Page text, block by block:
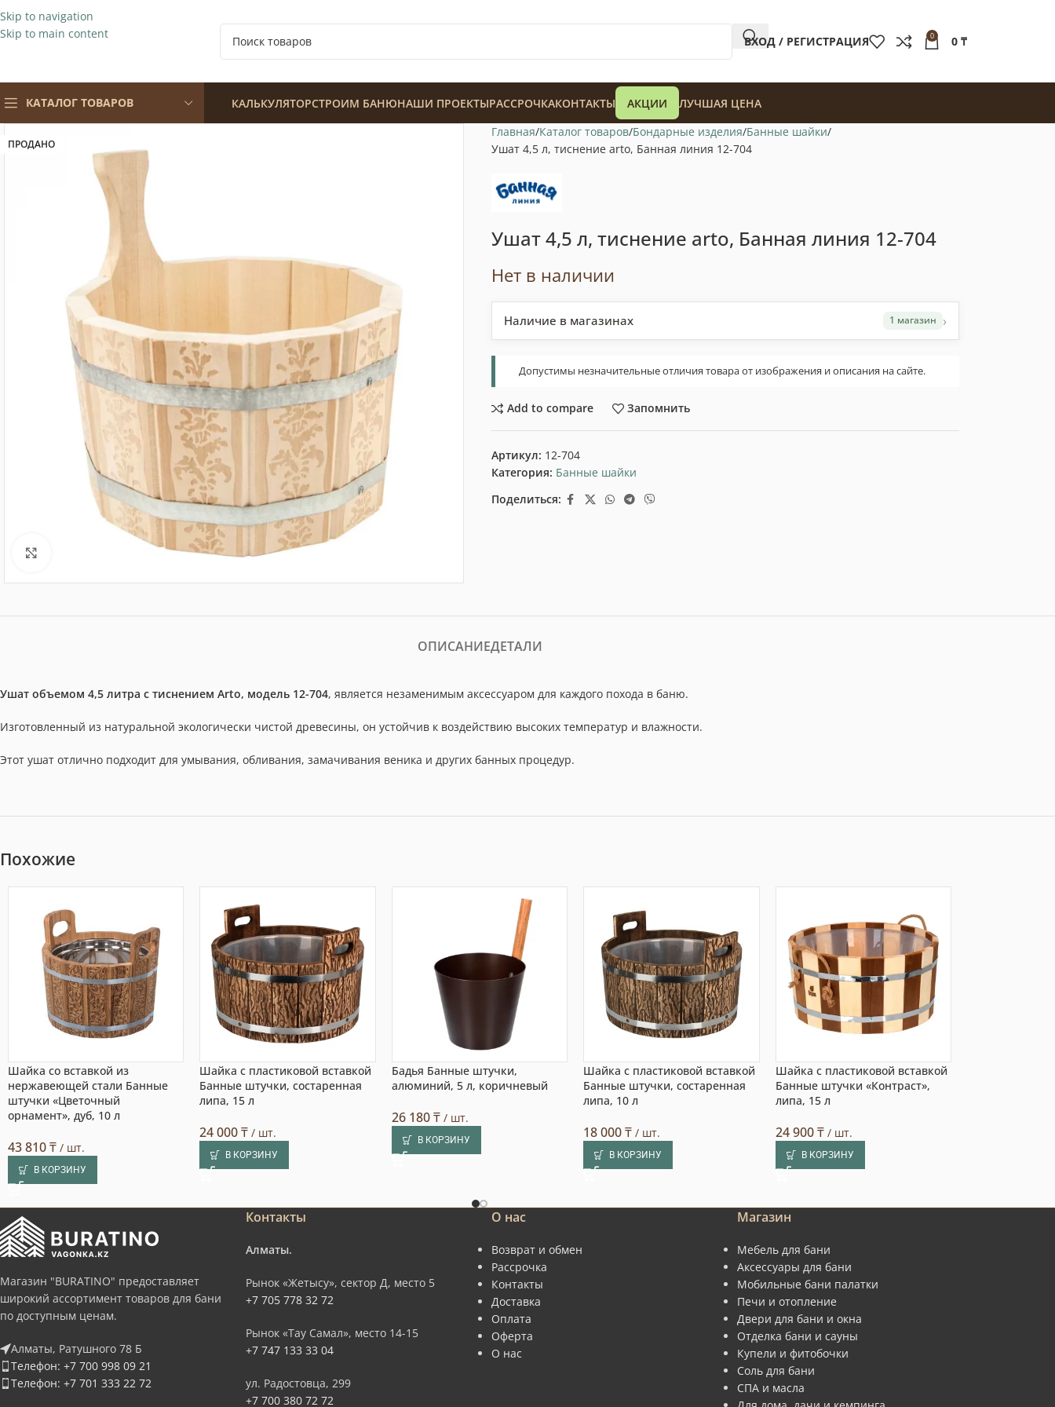
Skip to navigation
Skip to main content
ВХОД / РЕГИСТРАЦИЯ 0 0 ₸
КАТАЛОГ ТОВАРОВ
128 900₸
КАЛЬКУЛЯТОРСТРОИМ БАНЮНАШИ ПРОЕКТЫРАССРОЧКАКОНТАКТЫ АКЦИИ ЛУЧШАЯ ЦЕНА
ПРОДАНО
Нажмите, чтобы увеличить
Главная Каталог товаров Бондарные изделия Банные шайки
Ушат 4,5 л, тиснение arto, Банная линия 12-704
Ушат 4,5 л, тиснение arto, Банная линия 12-704
Нет в наличии
Наличие в магазинах 1 магазин ›
Допустимы незначительные отличия товара от изображения и описания на сайте.
Add to compare Запомнить
Артикул: 12-704
Категория: Банные шайки
Поделиться:
ОПИСАНИЕДЕТАЛИ
Ушат объемом 4,5 литра с тиснением Arto, модель 12-704, является незаменимым аксессуаром для каждого похода в баню.
Изготовленный из натуральной экологически чистой древесины, он устойчив к воздействию высоких температур и влажности.
Этот ушат отлично подходит для умывания, обливания, замачивания веника и других банных процедур.
Похожие
Шайка со вставкой из
нержавеющей стали Банные
штучки «Цветочный
орнамент», дуб, 10 л
43 810₸ / шт.
В КОРЗИНУ
Шайка с пластиковой вставкой
Банные штучки, состаренная
липа, 15 л
24 000₸ / шт.
В КОРЗИНУ
Бадья Банные штучки,
алюминий, 5 л, коричневый
26 180₸/ шт.
В КОРЗИНУ
Шайка с пластиковой вставкой
Банные штучки, состаренная
липа, 10 л
18 000₸ / шт.
В КОРЗИНУ
Шайка с пластиковой вставкой
Банные штучки «Контраст»,
липа, 15 л
24 900₸/ шт.
В КОРЗИНУ
Магазин "BURATINO" предоставляет
широкий ассортимент товаров для бани
по доступным ценам.
Алматы, Ратушного 78 Б
Телефон: +7 700 998 09 21
Телефон: +7 701 333 22 72
Контакты
Алматы.
Рынок «Жетысу», сектор Д, место 5
+7 705 778 32 72
Рынок «Тау Самал», место 14-15
+7 747 133 33 04
ул. Радостовца, 299
+7 700 380 72 72
О нас
Возврат и обмен
Рассрочка
Контакты
Доставка
Оплата
Оферта
О нас
Магазин
Мебель для бани
Аксессуары для бани
Мобильные бани палатки
Печи и отопление
Двери для бани и окна
Отделка бани и сауны
Купели и фитобочки
Соль для бани
СПА и масла